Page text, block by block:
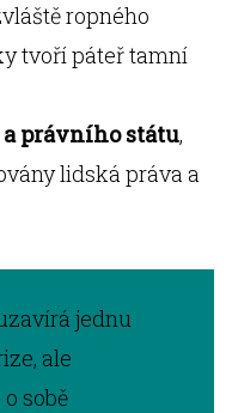
ropného
tvoří páteř tamní
právního státu,
lidská práva a
jednu
ale
sobě